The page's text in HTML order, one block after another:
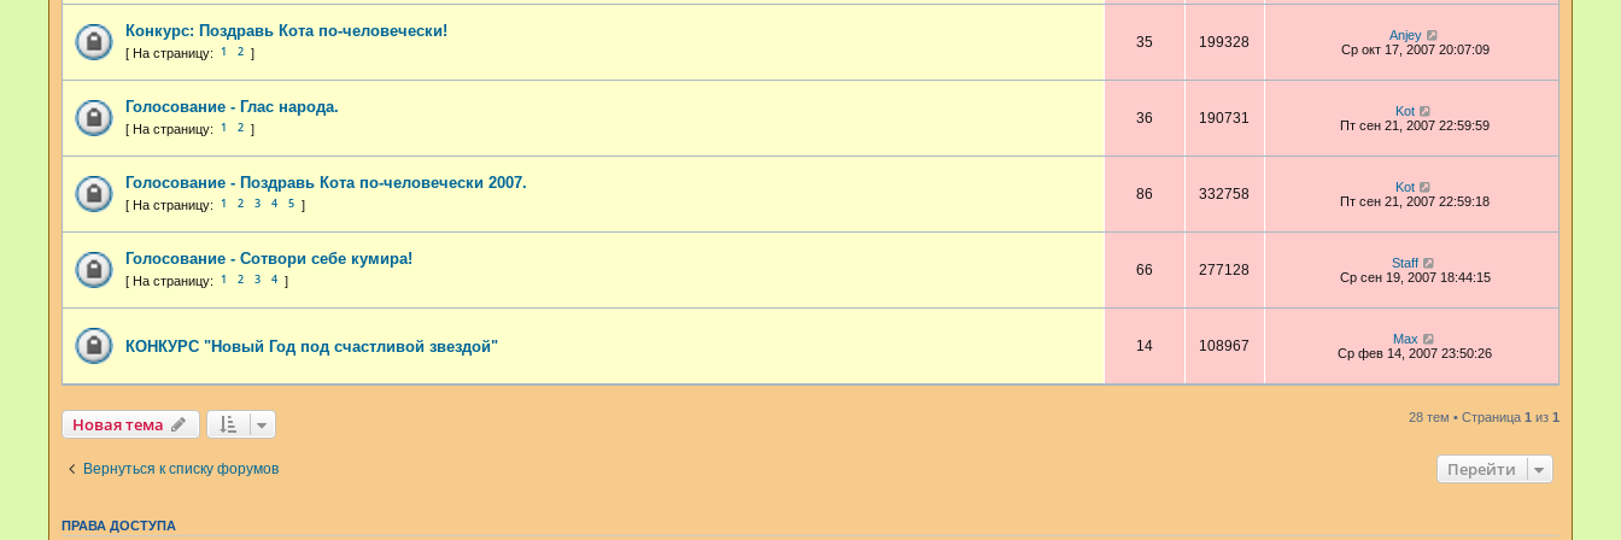
Конкурс: Поздравь Кота по-человечески!
1 2
35 199328
Anjey
Ср окт 17, 2007 20:07:09
Голосование - Глас народа.
1 2
36 190731
Kot
Пт сен 21, 2007 22:59:59
Голосование - Поздравь Кота по-человечески 2007.
1 2 3 4 5
86 332758
Kot
Пт сен 21, 2007 22:59:18
Голосование - Сотвори себе кумира!
1 2 3 4
66 277128
Staff
Ср сен 19, 2007 18:44:15
КОНКУРС "Новый Год под счастливой звездой" 14 108967
Max
Ср фев 14, 2007 23:50:26
Новая тема 28 тем • Страница 1 из 1
Вернуться к списку форумов Перейти
ПРАВА ДОСТУПА